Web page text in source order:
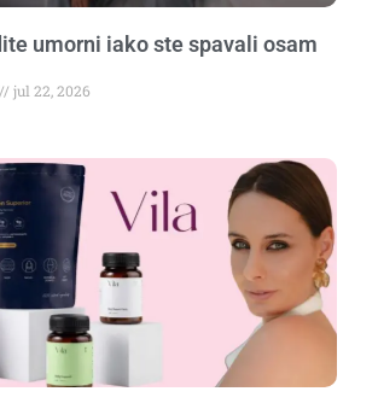
umorni iako ste spavali osam
jul 22, 2026